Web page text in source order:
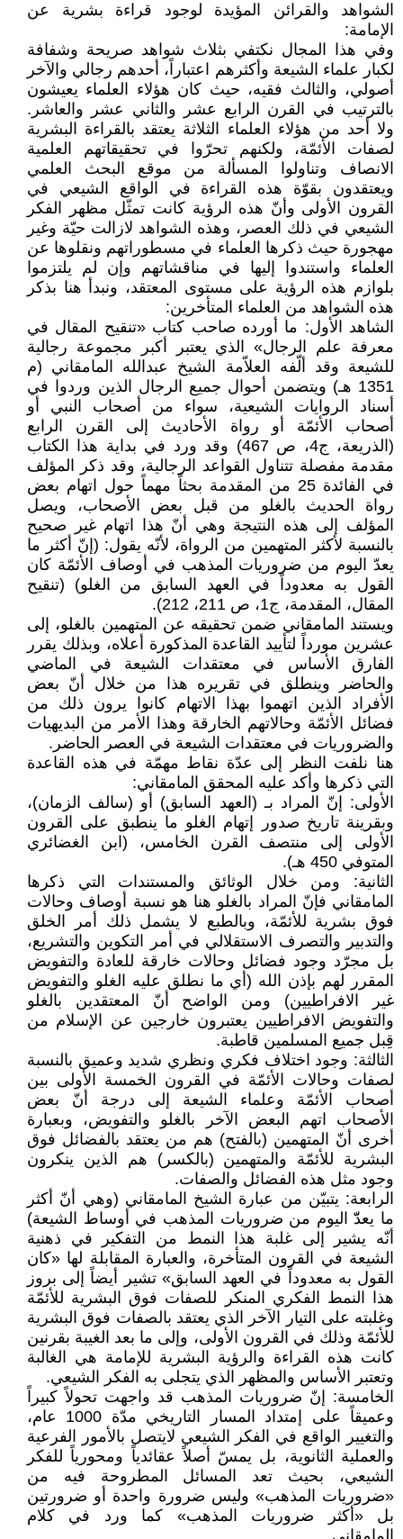
الشواهد والقرائن المؤيدة لوجود قراءة بشرية عن
الإمامة:
وفي هذا المجال نكتفي بثلاث شواهد صريحة وشفافة
لكبار علماء الشيعة وأكثرهم اعتباراً، أحدهم رجالي والآخر
أصولي، والثالث فقيه، حيث كان هؤلاء العلماء يعيشون
بالترتيب في القرن الرابع عشر والثاني عشر والعاشر.
ولا أحد من هؤلاء العلماء الثلاثة يعتقد بالقراءة البشرية
لصفات الأئمّة، ولكنهم تحرّوا في تحقيقاتهم العلمية
الانصاف وتناولوا المسألة من موقع البحث العلمي
ويعتقدون بقوّة هذه القراءة في الواقع الشيعي في
القرون الأولى وأنّ هذه الرؤية كانت تمثّل مظهر الفكر
الشيعي في ذلك العصر، وهذه الشواهد لازالت حيّة وغير
مهجورة حيث ذكرها العلماء في مسطوراتهم ونقلوها عن
العلماء واستندوا إليها في مناقشاتهم وإن لم يلتزموا
بلوازم هذه الرؤية على مستوى المعتقد، ونبدأ هنا بذكر
هذه الشواهد من العلماء المتأخرين:
الشاهد الأول: ما أورده صاحب كتاب «تنقيح المقال في
معرفة علم الرجال» الذي يعتبر أكبر مجموعة رجالية
للشيعة وقد ألّفه العلاّمة الشيخ عبدالله المامقاني (م
1351 هـ) ويتضمن أحوال جميع الرجال الذين وردوا في
أسناد الروايات الشيعية، سواء من أصحاب النبي أو
أصحاب الأئمّة أو رواة الأحاديث إلى القرن الرابع
(الذريعة، ج4، ص 467) وقد ورد في بداية هذا الكتاب
مقدمة مفصلة تتناول القواعد الرجالية، وقد ذكر المؤلف
في الفائدة 25 من المقدمة بحثاً مهماً حول اتهام بعض
رواة الحديث بالغلو من قبل بعض الأصحاب، ويصل
المؤلف إلى هذه النتيجة وهي أنّ هذا اتهام غير صحيح
بالنسبة لأكثر المتهمين من الرواة، لأنّه يقول: (إنّ أكثر ما
يعدّ اليوم من ضروريات المذهب في أوصاف الأئمّة كان
القول به معدوداً في العهد السابق من الغلو) (تنقيح
المقال، المقدمة، ج1، ص 211، 212).
ويستند المامقاني ضمن تحقيقه عن المتهمين بالغلو، إلى
عشرين مورداً لتأييد القاعدة المذكورة أعلاه، وبذلك يقرر
الفارق الأساس في معتقدات الشيعة في الماضي
والحاضر وينطلق في تقريره هذا من خلال أنّ بعض
الأفراد الذين اتهموا بهذا الاتهام كانوا يرون ذلك من
فضائل الأئمّة وحالاتهم الخارقة وهذا الأمر من البديهيات
والضروريات في معتقدات الشيعة في العصر الحاضر.
هنا نلفت النظر إلى عدّة نقاط مهمّة في هذه القاعدة
التي ذكرها وأكد عليه المحقق المامقاني:
الأولى: إنّ المراد بـ (العهد السابق) أو (سالف الزمان)،
وبقرينة تاريخ صدور إتهام الغلو ما ينطبق على القرون
الأولى إلى منتصف القرن الخامس، (ابن الغضائري
المتوفي 450 هـ).
الثانية: ومن خلال الوثائق والمستندات التي ذكرها
المامقاني فإنّ المراد بالغلو هنا هو نسبة أوصاف وحالات
فوق بشرية للأئمّة، وبالطبع لا يشمل ذلك أمر الخلق
والتدبير والتصرف الاستقلالي في أمر التكوين والتشريع،
بل مجرّد وجود فضائل وحالات خارقة للعادة والتفويض
المقرر لهم بإذن الله (أي ما نطلق عليه الغلو والتفويض
غير الافراطيين) ومن الواضح أنّ المعتقدين بالغلو
والتفويض الافراطيين يعتبرون خارجين عن الإسلام من
قِبل جميع المسلمين قاطبة.
الثالثة: وجود اختلاف فكري ونظري شديد وعميق بالنسبة
لصفات وحالات الأئمّة في القرون الخمسة الأولى بين
أصحاب الأئمّة وعلماء الشيعة إلى درجة أنّ بعض
الأصحاب اتهم البعض الآخر بالغلو والتفويض، وبعبارة
أخرى أنّ المتهمين (بالفتح) هم من يعتقد بالفضائل فوق
البشرية للأئمّة والمتهمين (بالكسر) هم الذين ينكرون
وجود مثل هذه الفضائل والصفات.
الرابعة: يتبيّن من عبارة الشيخ المامقاني (وهي أنّ أكثر
ما يعدّّ اليوم من ضروريات المذهب في أوساط الشيعة)
أنّه يشير إلى غلبة هذا النمط من التفكير في ذهنية
الشيعة في القرون المتأخرة، والعبارة المقابلة لها «كان
القول به معدوداً في العهد السابق» تشير أيضاً إلى بروز
هذا النمط الفكري المنكر للصفات فوق البشرية للأئمّة
وغلبته على التيار الآخر الذي يعتقد بالصفات فوق البشرية
للأئمّة وذلك في القرون الأولى، وإلى ما بعد الغيبة بقرنين
كانت هذه القراءة والرؤية البشرية للإمامة هي الغالبة
وتعتبر الأساس والمظهر الذي يتجلى به الفكر الشيعي.
الخامسة: إنّ ضروريات المذهب قد واجهت تحولاً كبيراً
وعميقاً على إمتداد المسار التاريخي مدّة 1000 عام،
والتغيير الواقع في الفكر الشيعي لايتصل بالأمور الفرعية
والعملية الثانوية، بل يمسّ أصلاً عقائدياً ومحورياً للفكر
الشيعي، بحيث تعد المسائل المطروحة فيه من
«ضروريات المذهب» وليس ضرورة واحدة أو ضرورتين
بل «أكثر ضروريات المذهب» كما ورد في كلام